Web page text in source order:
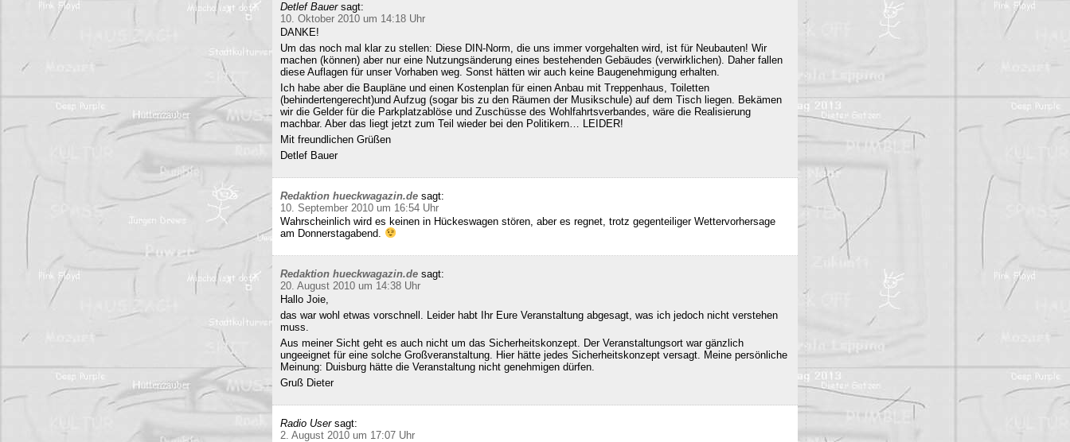
Detlef Bauer sagt:
10. Oktober 2010 um 14:18 Uhr
DANKE!
Um das noch mal klar zu stellen: Diese DIN-Norm, die uns immer vorgehalten wird, ist für Neubauten! Wir
machen (können) aber nur eine Nutzungsänderung eines bestehenden Gebäudes (verwirklichen). Daher fallen
diese Auflagen für unser Vorhaben weg. Sonst hätten wir auch keine Baugenehmigung erhalten.
Ich habe aber die Baupläne und einen Kostenplan für einen Anbau mit Treppenhaus, Toiletten
(behindertengerecht)und Aufzug (sogar bis zu den Räumen der Musikschule) auf dem Tisch liegen. Bekämen
wir die Gelder für die Parkplatzablöse und Zuschüsse des Wohlfahrtsverbandes, wäre die Realisierung
machbar. Aber das liegt jetzt zum Teil wieder bei den Politikern… LEIDER!
Mit freundlichen Grüßen
Detlef Bauer
Redaktion hueckwagazin.de sagt:
10. September 2010 um 16:54 Uhr
Wahrscheinlich wird es keinen in Hückeswagen stören, aber es regnet, trotz gegenteiliger Wettervorhersage
am Donnerstagabend.
Redaktion hueckwagazin.de sagt:
20. August 2010 um 14:38 Uhr
Hallo Joie,
das war wohl etwas vorschnell. Leider habt Ihr Eure Veranstaltung abgesagt, was ich jedoch nicht verstehen
muss.
Aus meiner Sicht geht es auch nicht um das Sicherheitskonzept. Der Veranstaltungsort war gänzlich
ungeeignet für eine solche Großveranstaltung. Hier hätte jedes Sicherheitskonzept versagt. Meine persönliche
Meinung: Duisburg hätte die Veranstaltung nicht genehmigen dürfen.
Gruß Dieter
Radio User sagt:
2. August 2010 um 17:07 Uhr